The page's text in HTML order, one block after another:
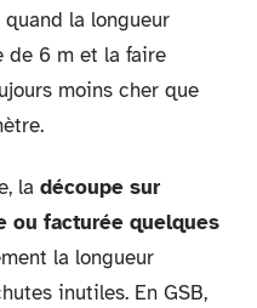
la longueur
de 6 m et la faire
moins cher que
la découpe sur
ou facturée quelques
la longueur
inutiles. En GSB,